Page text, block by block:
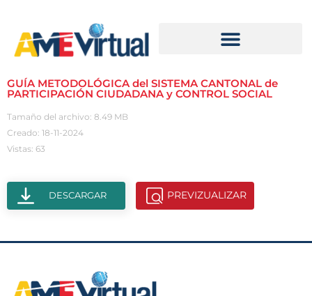
GUÍA METODOLÓGICA del SISTEMA CANTONAL de
PARTICIPACIÓN CIUDADANA y CONTROL SOCIAL
Tamaño del archivo: 8.49 MB
Creado: 18-11-2024
Vistas: 63
DESCARGAR PREVIZUALIZAR